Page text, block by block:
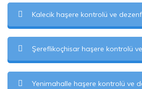
Kalecik haşere kontrolü ve
Şereflikoçhisar haşere kontrolü
Yenimahalle haşere kontrolü ve